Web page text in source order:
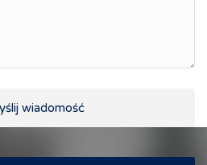
Wyślij wiadomość